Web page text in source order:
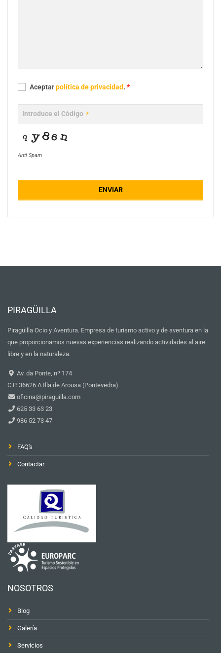
Aceptarpolítica de privacidad. *
Introduce el Código *
Anti Spam
ENVIAR
PIRAGÜILLA
Piragüilla Ocio y Aventura. Empresa de turismo activo y de aventura en la
que proporcionamos nuevas experiencias realizando actividades al aire
libre y en la naturaleza.
Av. da Ponte, nº 174
C.P. 36626 A Illa de Arousa (Pontevedra)
oficina@piraguilla.com
625 33 63 23
986 52 73 47
FAQ's
Contactar
NOSOTROS
Blog
Galería
Servicios